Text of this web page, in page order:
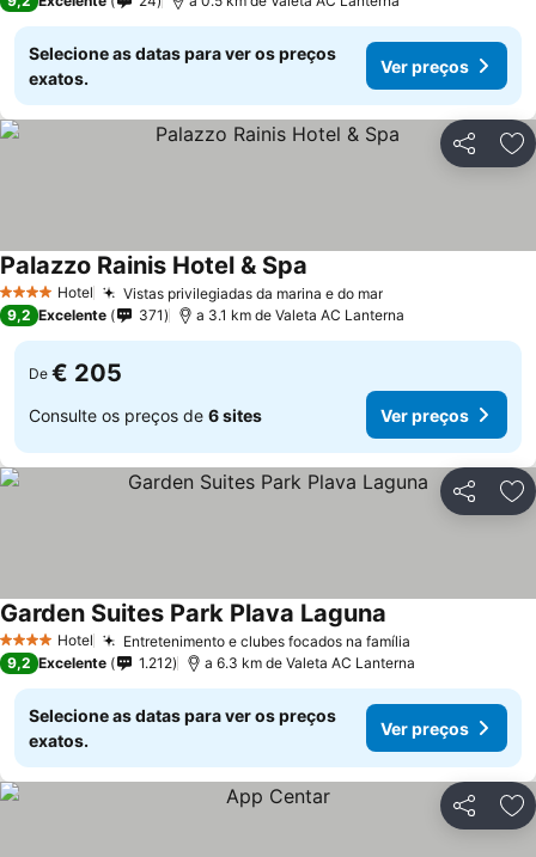
Selecione as datas para ver os preços
exatos.
Ver preços
Partilhar
4 EstrelasHotel Vistas privilegiadas da marina e do mar
Palazzo Rainis Hotel & Spa
9,2 Excelente 371 a 3.1 km de Valeta AC Lanterna
De € 205
Consulte os preços de 6 sites Ver preços
Partilhar
4 EstrelasHotel Entretenimento e clubes focados na família
Garden Suites Park Plava Laguna
9,2 Excelente 1.212 a 6.3 km de Valeta AC Lanterna
Selecione as datas para ver os preços
exatos.
Ver preços
Partilhar